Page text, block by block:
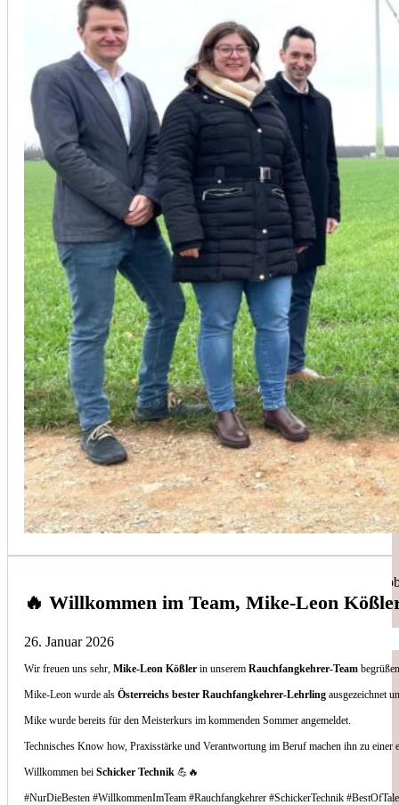
🔥 Willkommen im Team, Mike-Leon
26. Januar 2026
Wir freuen uns sehr,Mike-Leon Kößler in unseremRauchfangkehrer-Team
Mike-Leon wurde alsÖsterreichs bester Rauchfangkehrer-Lehrling ausgezeichnet
Mike wurde bereits für den Meisterkurs im kommenden Sommer angemeldet.
Technisches Know how, Praxisstärke und Verantwortung im Beruf machen ihn zu
Willkommen beiSchicker Technik 💪🔥
#NurDieBesten #WillkommenImTeam #Rauchfangkehrer #SchickerTechnik
Unsere Kunden vertrauen auf unsere langjährige Erfahrung und
Christoph Windisch
aus unseren Google-Bewertungen
Vom Anbot bis zur Fertigstellung alles rasch und
(Umbau) wurde besprochen und problemlos gelöst.
Johanna Koe
aus unseren Google-Bewertungen
Sehr freundlich! Hat alles super geklappt!
Simon Bilek
Anruf, 3 Stunden später war jemand Vorort, Problem
Thomas Gornix
aus unseren Google-Bewertungen
Nettes Team, und kompetente Beratung.